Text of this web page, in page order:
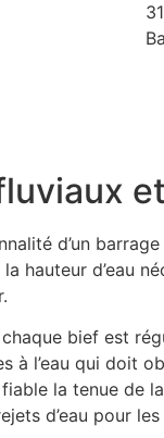
31
d’un
la hauteur d’eau
chaque bief est
à l’eau qui doit
la tenue de
d’eau pour